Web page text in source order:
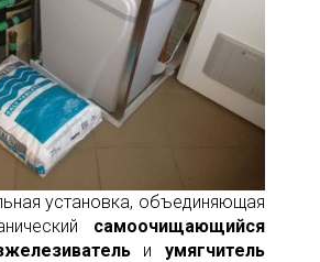
установка, объединяющая
самоочищающийся
иумягчитель